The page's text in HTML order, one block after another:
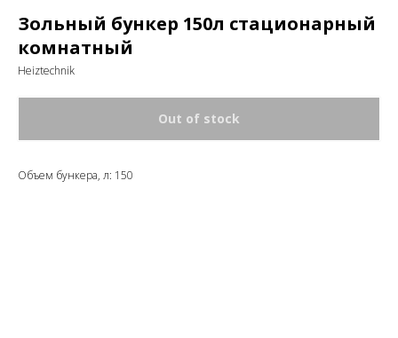
Зольный бункер 150л стационарный
комнатный
Heiztechnik
Out of stock
Объем бункера, л: 150